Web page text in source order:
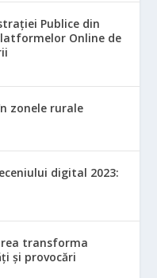
Publice din
Online de
zonele rurale
digital 2023:
transforma
și provocări